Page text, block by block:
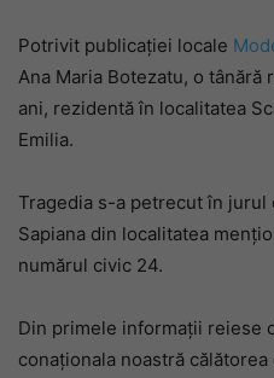
Potrivit publicației locale
Ana Maria Botezatu, o tânără
ani, rezidentă în localitatea
Emilia.
Tragedia s-a petrecut în jurul
Sapiana din localitatea
numărul civic 24.
Din primele informații reiese
conaționala noastră